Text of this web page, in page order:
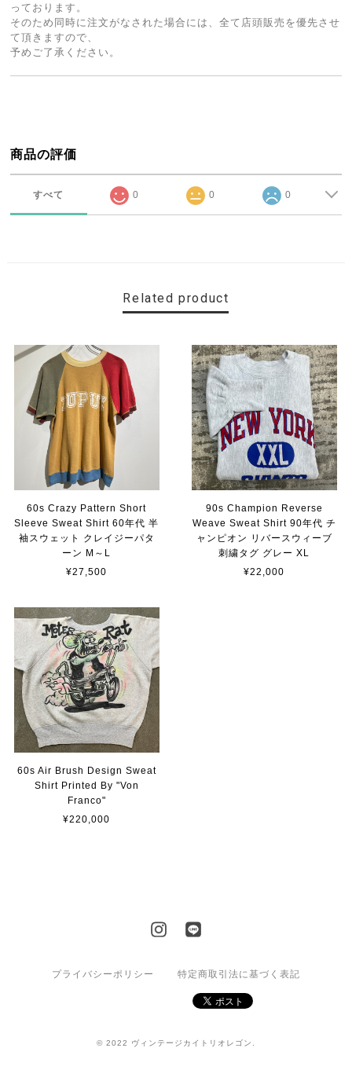
っております。
そのため同時に注文がなされた場合には、全て店頭販売を優先させ
て頂きますので、
予めご了承ください。
商品の評価
すべて 0 0 0
Related product
60s Crazy Pattern Short
Sleeve Sweat Shirt 60年代 半
袖スウェット クレイジーパタ
ーン M～L
¥27,500
90s Champion Reverse
Weave Sweat Shirt 90年代 チ
ャンピオン リバースウィーブ
刺繍タグ グレー XL
¥22,000
60s Air Brush Design Sweat
Shirt Printed By "Von
Franco"
¥220,000
プライバシーポリシー 特定商取引法に基づく表記
© 2022 ヴィンテージカイトリオレゴン.